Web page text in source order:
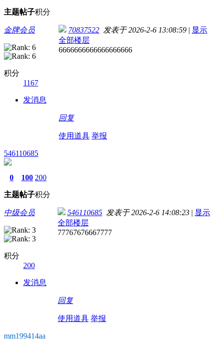
主题帖子积分
金牌会员
积分
1167
发消息
70837522 发表于 2026-2-6 13:08:59 | 显示
全部楼层
6666666666666666666
回复
使用道具 举报
546110685
0
主题
100
帖子
200
积分
中级会员
积分
200
发消息
546110685 发表于 2026-2-6 14:08:23 | 显示
全部楼层
77767676667777
回复
使用道具 举报
mm199414aa